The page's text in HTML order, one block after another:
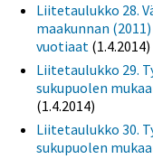
Liitetaulukko 28.
maakunnan
vuotiaat (1.4.2014)
Liitetaulukko 29.
sukupuolen
(1.4.2014)
Liitetaulukko 30.
sukupuolen